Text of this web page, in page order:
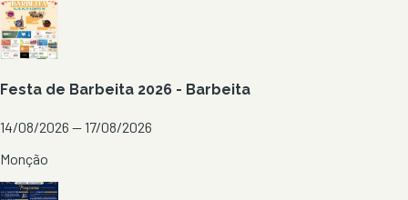
Festa de Barbeita 2026 - Barbeita
14/08/2026 — 17/08/2026
Monção